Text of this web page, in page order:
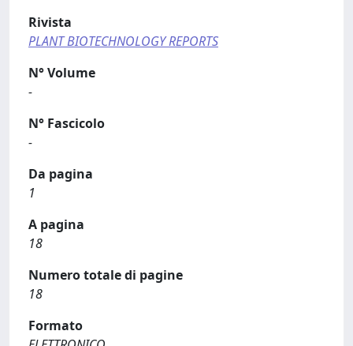
Rivista
PLANT BIOTECHNOLOGY REPORTS
N° Volume
-
N° Fascicolo
-
Da pagina
1
A pagina
18
Numero totale di pagine
18
Formato